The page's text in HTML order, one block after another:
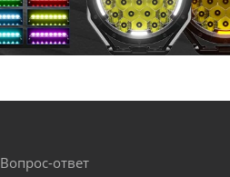
Вопрос-ответ